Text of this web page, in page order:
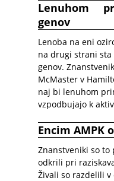
Lenuhom
genov
Lenoba na eni
na drugi strani
genov.
McMaster v
naj bi lenuhom
vzpodbujajo k
Encim AMPK
Znanstveniki so
odkrili pri
Živali so razdelili v